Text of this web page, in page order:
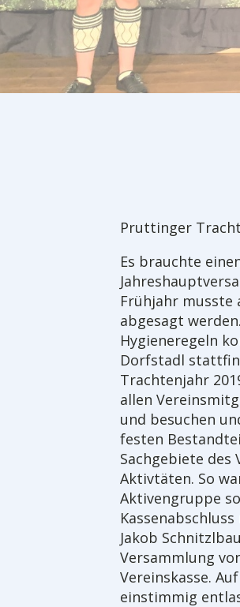
Pruttinger
Es brauchte
Frühjahr musste
abgesagt
Hygieneregeln
Dorfstadl
Trachtenjahr
allen
und besuchen
festen
Sachgebiete
Aktivtäten. So
Aktivengruppe
Jakob
Versammlung
Vereinskasse.
einstimmig